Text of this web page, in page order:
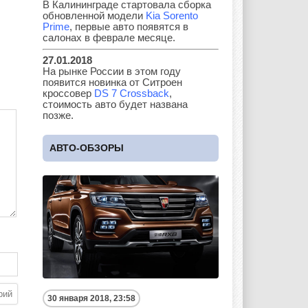
Land Rover Lifan
Lotus Lincoln Maserati
Maybach Mazda Mercedes
Mercury Mini Mitsubishi
Nissan Opel
В Калининграде стартовала сборка
обновленной модели Kia Sorento
Prime, первые авто появятся в
салонах в феврале месяце.
27.01.2018
На рынке России в этом году
появится новинка от Ситроен
кроссовер DS 7 Crossback,
стоимость авто будет названа
позже.
АВТО-ОБЗОРЫ
30 января 2018, 23:58